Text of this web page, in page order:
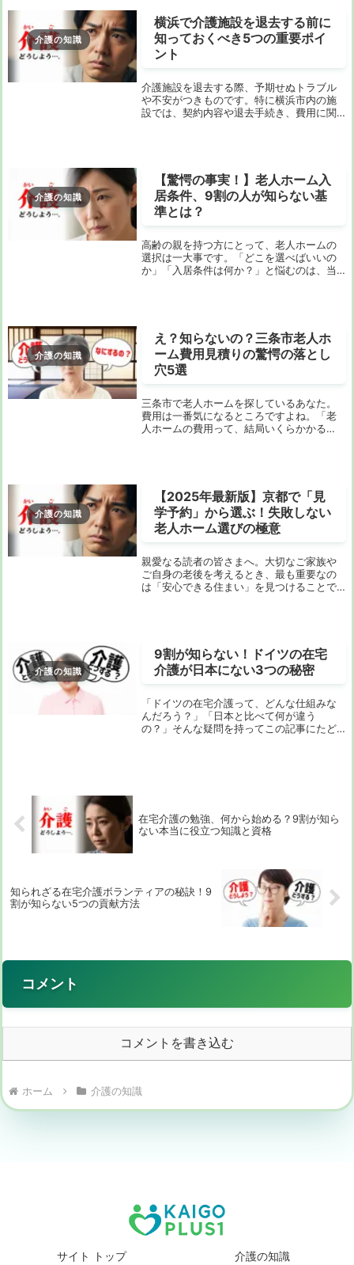
介護の知識
横浜で介護施設を退去する前に
知っておくべき5つの重要ポイ
ント
介護施設を退去する際、予期せぬトラブル
や不安がつきものです。特に横浜市内の施
設では、契約内容や退去手続き、費用に関
介護の知識
【驚愕の事実！】老人ホーム入
居条件、9割の人が知らない基
準とは？
高齢の親を持つ方にとって、老人ホームの
選択は一大事です。「どこを選べばいいの
か」「入居条件は何か？」と悩むのは、当
介護の知識
え？知らないの？三条市老人ホ
ーム費用見積りの驚愕の落とし
穴5選
三条市で老人ホームを探しているあなた。
費用は一番気になるところですよね。「老
人ホームの費用って、結局いくらかかる
介護の知識
【2025年最新版】京都で「見
学予約」から選ぶ！失敗しない
老人ホーム選びの極意
親愛なる読者の皆さまへ。大切なご家族や
ご自身の老後を考えるとき、最も重要なの
は「安心できる住まい」を見つけることで
介護の知識
9割が知らない！ドイツの在宅
介護が日本にない3つの秘密
「ドイツの在宅介護って、どんな仕組みな
んだろう？」「日本と比べて何が違う
の？」そんな疑問を持ってこの記事にたど
在宅介護の勉強、何から始める？9割が知ら
ない本当に役立つ知識と資格
知られざる在宅介護ボランティアの秘訣！9
割が知らない5つの貢献方法
コメント
コメントを書き込む
ホーム 介護の知識
サイト トップ 介護の知識